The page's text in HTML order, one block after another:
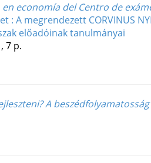
economía del Centro de
: A megrendezett CORVINUS
előadóinak tanulmányai
7 p.
A